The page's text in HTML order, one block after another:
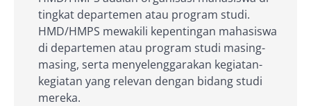
tingkat departemen atau program studi.
HMD/HMPS mewakili kepentingan mahasiswa
di departemen atau program studi masing-
masing, serta menyelenggarakan kegiatan-
kegiatan yang relevan dengan bidang studi
mereka.